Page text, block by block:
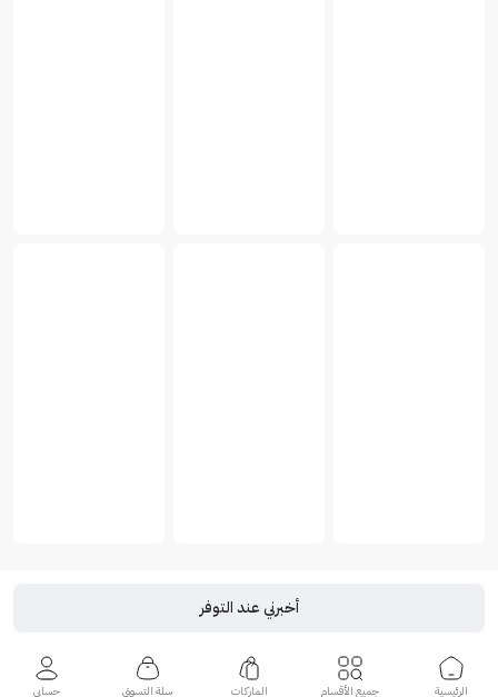
أخبرني عند التوفر
الرئيسية جميع الأقسام الماركات سلة التسوق حسابي